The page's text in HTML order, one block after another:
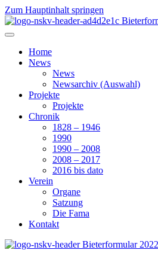
Zum Hauptinhalt springen
Home
News
News
Newsarchiv (Auswahl)
Projekte
Projekte
Chronik
1828 – 1946
1990
1990 – 2008
2008 – 2017
2016 bis dato
Verein
Organe
Satzung
Die Fama
Kontakt